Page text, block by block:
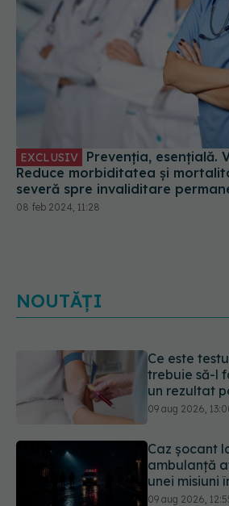
EXCLUSIV
Reduce morbiditatea și
severă spre invaliditare
de vieți
08 feb 2024, 11:28
NOUTĂȚI
Ce este
trebuie să-l
un rezultat
09 aug 2026,
Caz șocant
ambulanță
unei misiuni
ajuns la
09 aug 2026,